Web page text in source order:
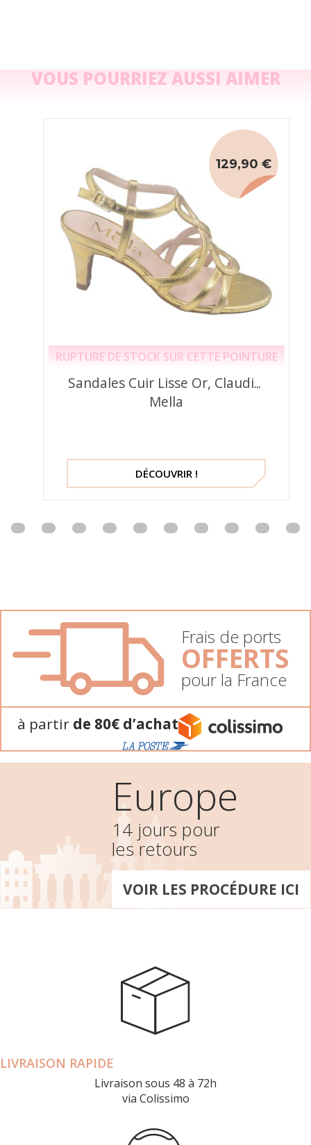
VOUS POURRIEZ AUSSI AIMER
RUPTURE DE STOCK SUR CETTE POINTURE
Sandales Cuir Lisse Or, Claudia,
Mella
129,90 €
DÉCOUVRIR !
Frais de ports
OFFERTS
pour la France
à partir de 80€ d’achat
Europe
14 jours pour
les retours
VOIR LES PROCÉDURE ICI
LIVRAISON RAPIDE
Livraison sous 48 à 72h
via Colissimo